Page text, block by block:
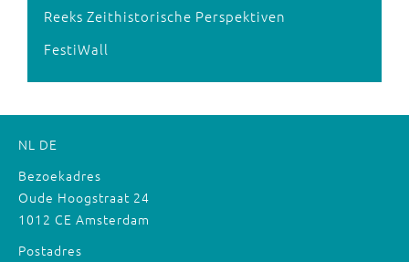
Reeks Zeithistorische Perspektiven
FestiWall
NL DE
Bezoekadres
Oude Hoogstraat 24
1012 CE Amsterdam
Postadres